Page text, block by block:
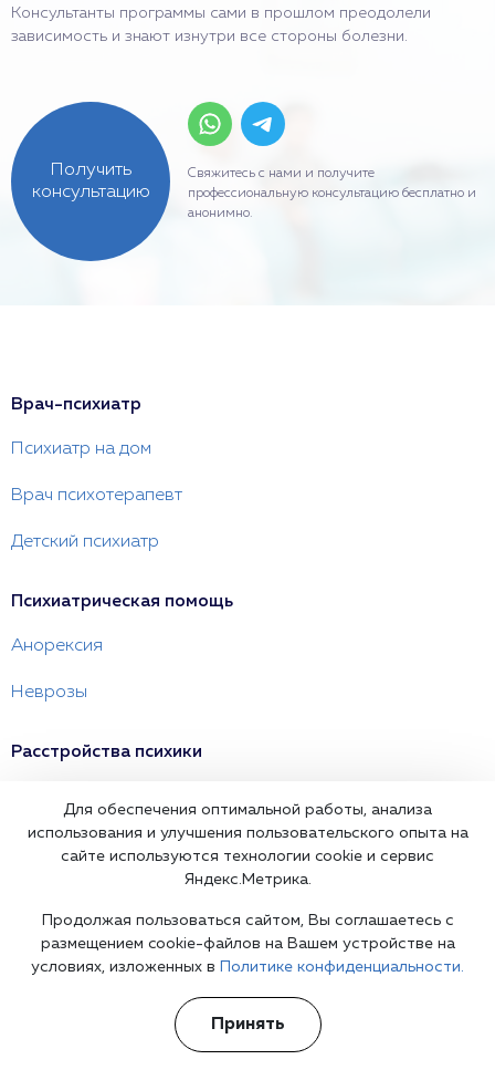
Консультанты программы сами в прошлом преодолели
зависимость и знают изнутри все стороны болезни.
Получить
консультацию
Свяжитесь с нами и получите
профессиональную консультацию бесплатно и
анонимно.
Врач-психиатр
Психиатр на дом
Врач психотерапевт
Детский психиатр
Психиатрическая помощь
Анорексия
Неврозы
Расстройства психики
Панические атаки
Невротические расстройства
Психологическая помощь
Для обеспечения оптимальной работы, анализа
использования и улучшения пользовательского опыта на
сайте используются технологии cookie и сервис
Яндекс.Метрика.
Продолжая пользоваться сайтом, Вы соглашаетесь с
размещением cookie-файлов на Вашем устройстве на
условиях, изложенных в
Политике конфиденциальности.
Принять